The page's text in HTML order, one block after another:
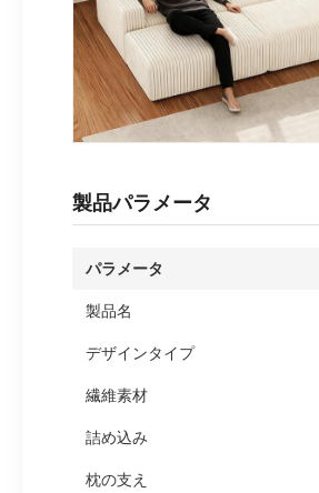
製品パラメータ
パラメータ
製品名
デザインタイプ
繊維素材
詰め込み
枕の支え